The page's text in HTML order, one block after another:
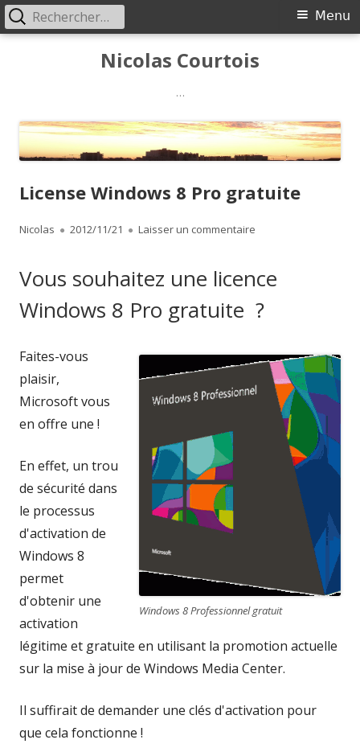
Nicolas Courtois
…
Menu
Menu
Rechercher :
License Windows 8 Pro gratuite
Auteur
Nicolas
Publié
2012/11/21 Laisser un commentaire
Vous souhaitez une licence
Windows 8 Pro gratuite ?
Windows 8 Professionnel gratuit
Faites-vous
plaisir,
Microsoft vous
en offre une !
En effet, un trou
de sécurité dans
le processus
d'activation de
Windows 8
permet
d'obtenir une
activation
légitime et gratuite en utilisant la promotion actuelle
sur la mise à jour de Windows Media Center.
Il suffirait de demander une clés d'activation pour
que cela fonctionne !